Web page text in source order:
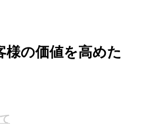
様の価値を高めた